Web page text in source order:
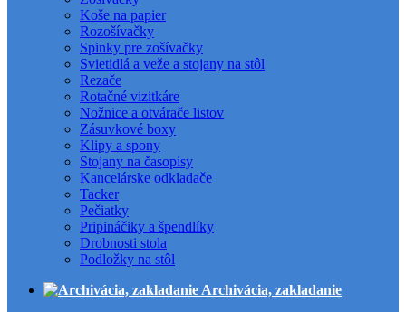
Koše na papier
Rozošívačky
Spinky pre zošívačky
Svietidlá a veže a stojany na stôl
Rezače
Rotačné vizitkáre
Nožnice a otvárače listov
Zásuvkové boxy
Klipy a spony
Stojany na časopisy
Kancelárske odkladače
Tacker
Pečiatky
Pripináčiky a špendlíky
Drobnosti stola
Podložky na stôl
Archivácia, zakladanie